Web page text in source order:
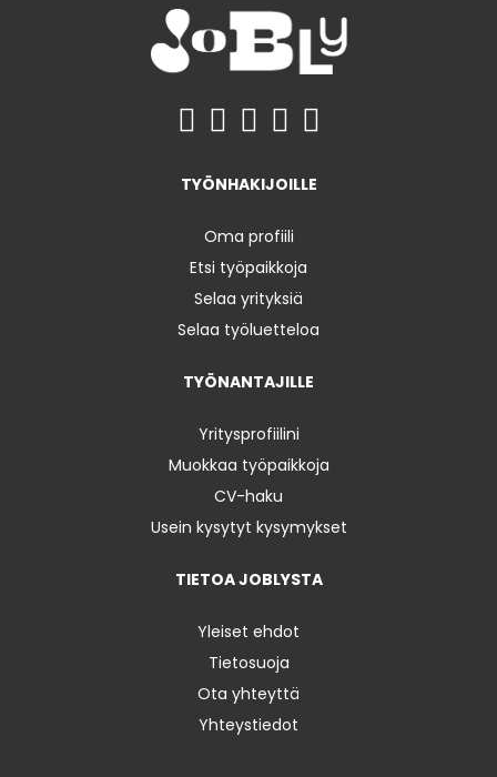
TYÖNHAKIJOILLE
Oma profiili
Etsi työpaikkoja
Selaa yrityksiä
Selaa työluetteloa
TYÖNANTAJILLE
Yritysprofiilini
Muokkaa työpaikkoja
CV-haku
Usein kysytyt kysymykset
TIETOA JOBLYSTA
Yleiset ehdot
Tietosuoja
Ota yhteyttä
Yhteystiedot